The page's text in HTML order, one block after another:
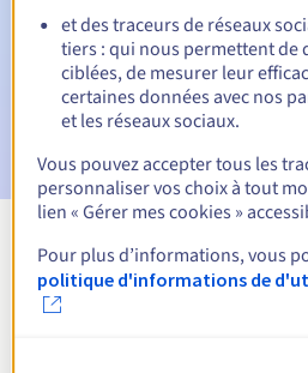
E-mail le jour de l'expirationpour
suspension du nom de domaine
E-mail après la période de
notification de la suppression du
Voir toutes les
et des traceurs de réseaux
tiers : qui nous permettent de
ciblées, de mesurer leur
certaines données avec nos
et les réseaux sociaux.
Vous pouvez accepter tous les
personnaliser vos choix à tout
lien « Gérer mes cookies »
Pour plus d’informations, vous
politique d'informations de